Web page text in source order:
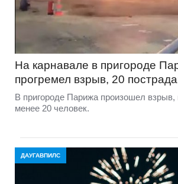
На карнавале в пригороде
прогремел взрыв, 20
В пригороде Парижа произошел взрыв,
менее 20 человек.
ДАУГАВПИЛС